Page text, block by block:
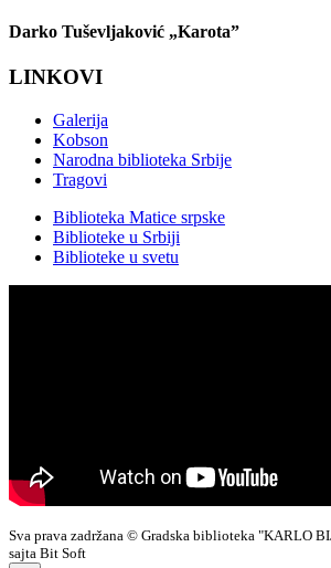
Darko Tuševljaković „Karota”
LINKOVI
Galerija
Kobson
Narodna biblioteka Srbije
Tragovi
Biblioteka Matice srpske
Biblioteke u Srbiji
Biblioteke u svetu
Sva prava zadržana © Gradska biblioteka "KARLO
sajta Bit Soft